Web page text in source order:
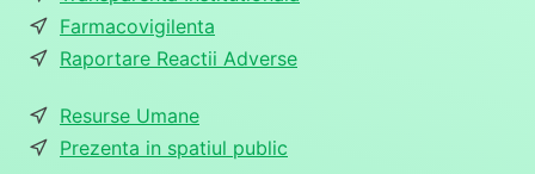
Farmacovigilenta
Raportare Reactii Adverse
Resurse Umane
Prezenta in spatiul public